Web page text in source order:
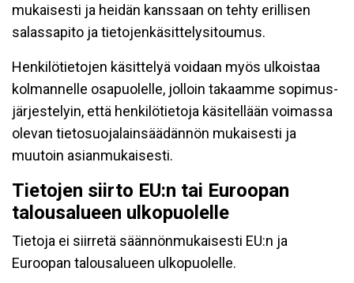
mukaisesti ja heidän kanssaan on tehty erillisen
salassapito ja tietojenkäsittelysitoumus.
Henkilötietojen käsittelyä voidaan myös ulkoistaa
kolmannelle osapuolelle, jolloin takaamme sopimus-
järjestelyin, että henkilötietoja käsitellään voimassa
olevan tietosuojalainsäädännön mukaisesti ja
muutoin asianmukaisesti.
Tietojen siirto EU:n tai Euroopan
talousalueen ulkopuolelle
Tietoja ei siirretä säännönmukaisesti EU:n ja
Euroopan talousalueen ulkopuolelle.